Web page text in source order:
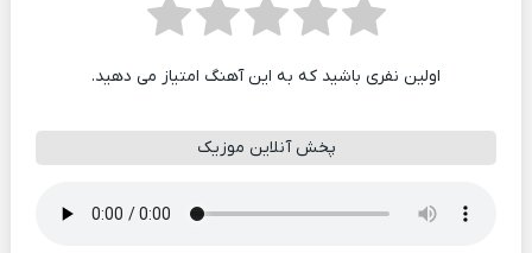
اولین نفری باشید که به این آهنگ امتیاز می دهید.
پخش آنلاین موزیک